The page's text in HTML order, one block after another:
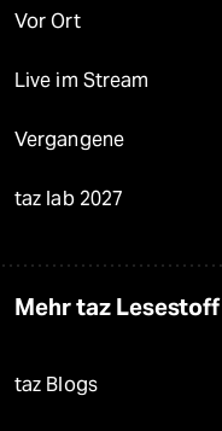
Vor Ort
Live im Stream
Vergangene
taz lab 2027
Mehr taz Lesestoff
taz Blogs